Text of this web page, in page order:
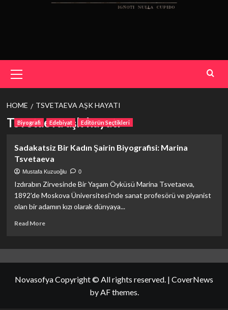
Menu
HOME TSVETAEVA AŞK HAYATI
Tsvetaeva aşk hayatı
Biyografi Edebiyat Editörün Seçtikleri
Sadakatsiz Bir Kadın Şairin Biyografisi: Marina
Tsvetaeva
Mustafa Kuzuoğlu 0
Izdırabın Zirvesinde Bir Yaşam Öyküsü Marina Tsvetaeva,
1892'de Moskova Üniversitesi'nde sanat profesörü ve piyanist
olan bir adamın kızı olarak dünyaya...
Read MoreRead
Sadakatsiz
Şairin
Novasofya Copyright © All rights reserved. | CoverNews
by AF themes.